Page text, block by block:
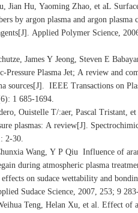
Jian Hu, Yaoming Zhao, et aL
by argon plasma and argon plasma
Applied Polymer Science,
James Y Jeong, Steven E
Plasma Jet; A review and
IEEE Transactions on
1 685-1694.
Ouistelle T/:aer, Pascal Tristant,
plasmas: A review[J].
2-30.
Wang, Y P Qiu Influence of
during atmospheric plasma
on sudace wettability and
Sudace Science, 2007, 253; 9
Teng, Helan Xu, et al. Effect of